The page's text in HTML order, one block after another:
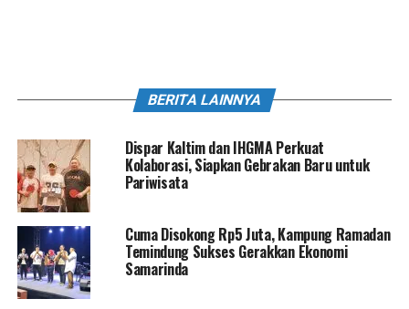
BERITA LAINNYA
Dispar Kaltim dan IHGMA Perkuat
Kolaborasi, Siapkan Gebrakan Baru untuk
Pariwisata
Cuma Disokong Rp5 Juta, Kampung Ramadan
Temindung Sukses Gerakkan Ekonomi
Samarinda